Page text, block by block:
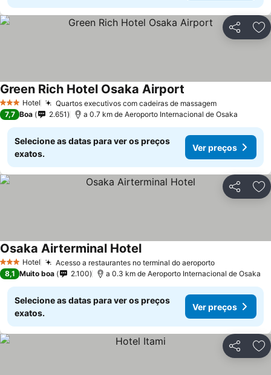
Partilhar
3 EstrelasHotel Quartos executivos com cadeiras de massagemVer preços
Green Rich Hotel Osaka Airport
7,7 Boa 2.651 a 0.7 km de Aeroporto Internacional de Osaka
Selecione as datas para ver os preços
exatos.
Ver preços
Partilhar
3 EstrelasHotel Acesso a restaurantes no terminal do aeroportoVer preços
Osaka Airterminal HotelVer preços
8,1 Muito boa 2.100 a 0.3 km de Aeroporto Internacional de Osaka
Selecione as datas para ver os preços
exatos.
Ver preços
Partilhar